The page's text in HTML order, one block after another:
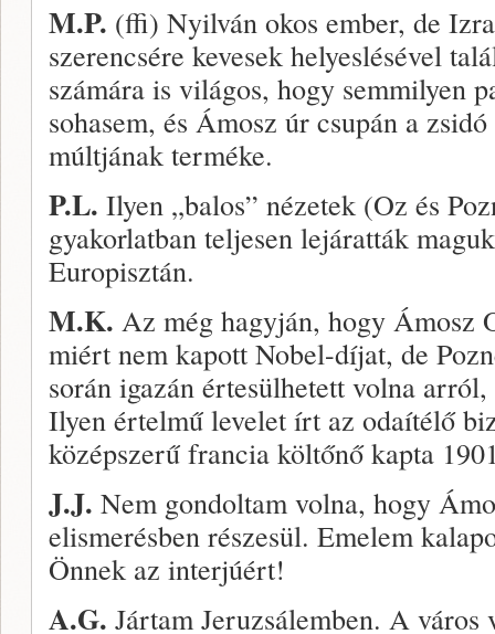
M.P. (ffi) Nyilván okos ember, de
szerencsére kevesek helyeslésével
számára is világos, hogy semmilyen
sohasem, és Ámosz úr csupán a
múltjának terméke.
P.L. Ilyen „balos” nézetek (Oz és
gyakorlatban teljesen lejáratták
Europisztán.
M.K. Az még hagyján, hogy Ámosz
miért nem kapott Nobel-díjat, de
során igazán értesülhetett volna
Ilyen értelmű levelet írt az odaítélő
középszerű francia költőnő kapta
J.J. Nem gondoltam volna, hogy
elismerésben részesül. Emelem
Önnek az interjúért!
A.G. Jártam Jeruzsálemben. A